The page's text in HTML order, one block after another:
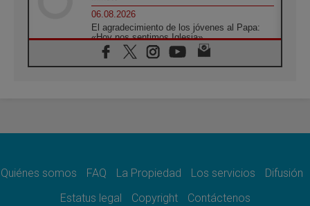
06.08.2026
El agradecimiento de los jóvenes al Papa:
«Hoy nos sentimos Iglesia»
06.08.2026
Líbano: Reanudan los coloquios en Roma en
paz
Sturla: La visita de León XIV será una buena
Quiénes somos FAQ La Propiedad Los servicios
Difusión
Estatus legal
Copyright Contáctenos